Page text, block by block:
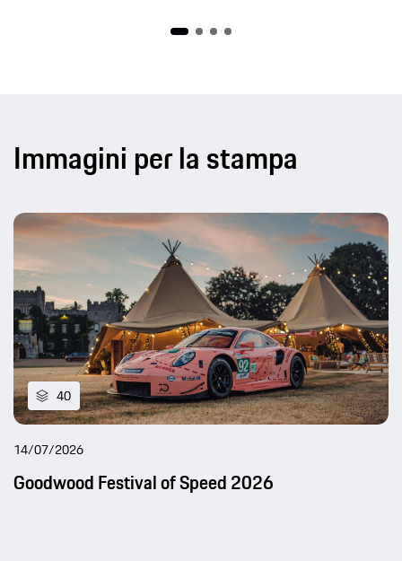
Immagini per la stampa
40
14/07/2026
Goodwood Festival of Speed 2026